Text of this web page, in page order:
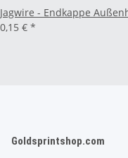
Jagwire - Endkappe
0,15 € *
Goldsprintshop.com